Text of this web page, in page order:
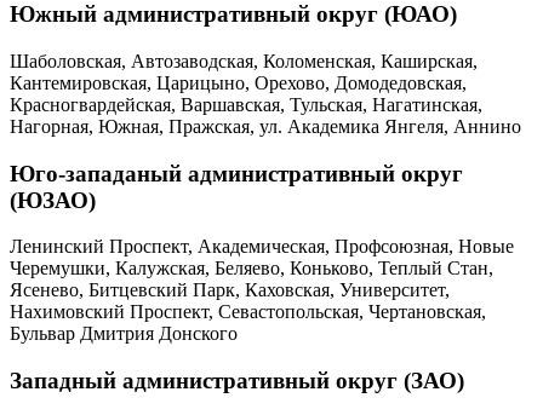
Южный административный округ (ЮАО)
Шаболовская, Автозаводская, Коломенская, Каширская,
Кантемировская, Царицыно, Орехово, Домодедовская,
Красногвардейская, Варшавская, Тульская, Нагатинская,
Нагорная, Южная, Пражская, ул. Академика Янгеля, Аннино
Юго-западаный административный округ
(ЮЗАО)
Ленинский Проспект, Академическая, Профсоюзная, Новые
Черемушки, Калужская, Беляево, Коньково, Теплый Стан,
Ясенево, Битцевский Парк, Каховская, Университет,
Нахимовский Проспект, Севастопольская, Чертановская,
Бульвар Дмитрия Донского
Западный административный округ (ЗАО)